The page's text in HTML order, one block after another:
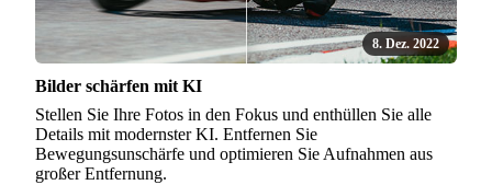
8. Dez. 2022
Bilder schärfen mit KI
Stellen Sie Ihre Fotos in den Fokus und enthüllen Sie alle
Details mit modernster KI. Entfernen Sie
Bewegungsunschärfe und optimieren Sie Aufnahmen aus
großer Entfernung.